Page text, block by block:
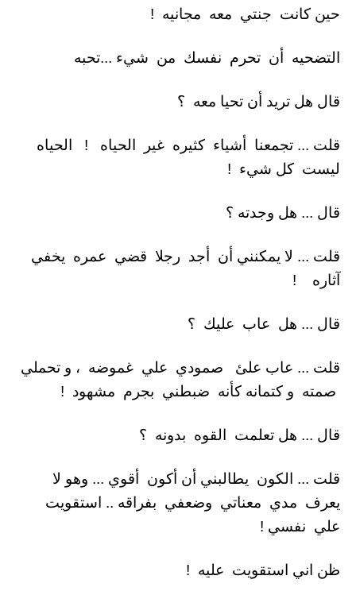
حين كانت جنتي معه مجانيه !
التضحيه أن تحرم نفسك من شيء ...تحبه
قال هل تريد أن تحيا معه ؟
قلت ... تجمعنا أشياء كثيره غير الحياه ! الحياه
ليست كل شيء !
قال ... هل وجدته ؟
قلت ... لا يمكنني أن أجد رجلا قضي عمره يخفي
آثاره !
قال ... هل عاب عليك ؟
قلت ... عاب علئ صمودي علي غموضه ، و تحملي
صمته و كتمانه كأنه ضبطني بجرم مشهود !
قال ... هل تعلمت القوه بدونه ؟
قلت ... الكون يطالبني أن أكون أقوي ... وهو لا
يعرف مدي معناتي وضعفي بفراقه .. استقويت
علي نفسي !
ظن اني استقويت عليه !